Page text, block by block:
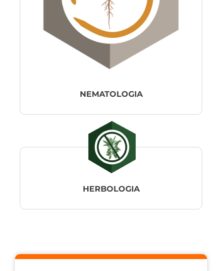
NEMATOLOGIA
HERBOLOGIA